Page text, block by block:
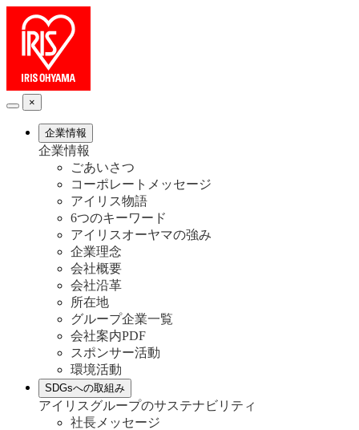
×
企業情報
企業情報
ごあいさつ
コーポレートメッセージ
アイリス物語
6つのキーワード
アイリスオーヤマの強み
企業理念
会社概要
会社沿革
所在地
グループ企業一覧
会社案内PDF
スポンサー活動
環境活動
SDGsへの取組み
アイリスグループのサステナビリティ
社長メッセージ